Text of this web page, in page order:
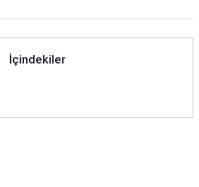
İçindekiler